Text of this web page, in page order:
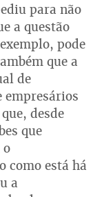
para não
a questão
pode
que a
de
empresários
desde
que
o
como está há
a